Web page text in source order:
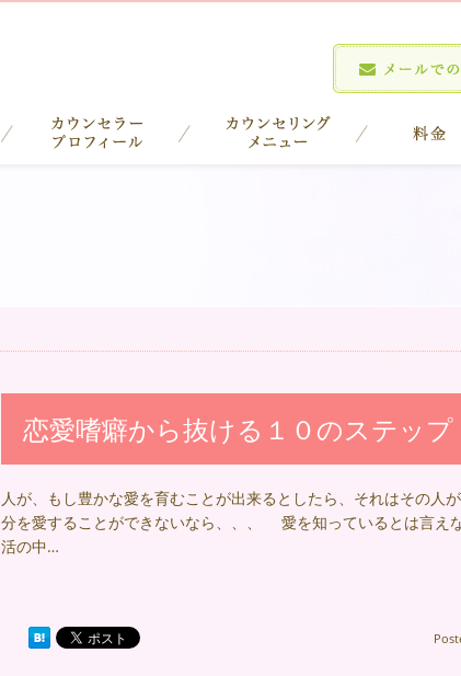
恋愛嗜癖から抜ける１０のステップ
人が、もし豊かな愛を育むことが出来るとしたら、それはその
分を愛することができないなら、、、 愛を知っているとは言
活の中…